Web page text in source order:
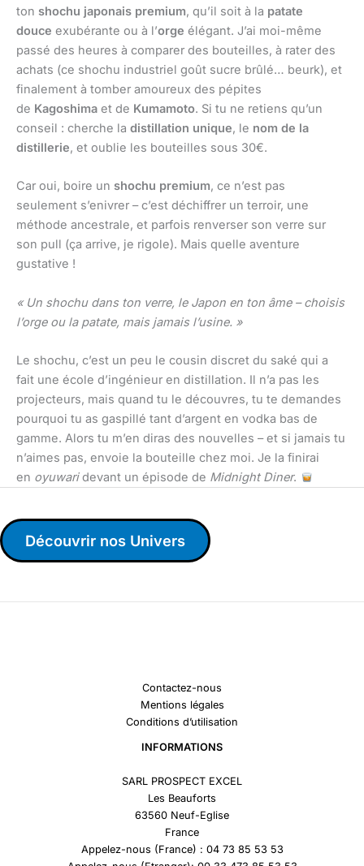
ton shochu japonais premium, qu’il soit à la patate
douce exubérante ou à l’orge élégant. J’ai moi-même
passé des heures à comparer des bouteilles, à rater des
achats (ce shochu industriel goût sucre brûlé… beurk), et
finalement à tomber amoureux des pépites
de Kagoshima et de Kumamoto. Si tu ne retiens qu’un
conseil : cherche la distillation unique, le nom de la
distillerie, et oublie les bouteilles sous 30€.
Car oui, boire un shochu premium, ce n’est pas
seulement s’enivrer – c’est déchiffrer un terroir, une
méthode ancestrale, et parfois renverser son verre sur
son pull (ça arrive, je rigole). Mais quelle aventure
gustative !
« Un shochu dans ton verre, le Japon en ton âme – choisis
l’orge ou la patate, mais jamais l’usine. »
Le shochu, c’est un peu le cousin discret du saké qui a
fait une école d’ingénieur en distillation. Il n’a pas les
projecteurs, mais quand tu le découvres, tu te demandes
pourquoi tu as gaspillé tant d’argent en vodka bas de
gamme. Alors tu m’en diras des nouvelles – et si jamais tu
n’aimes pas, envoie la bouteille chez moi. Je la finirai
en oyuwaridevant un épisode de Midnight Diner.
Découvrir nos Univers
Contactez-nous
Mentions légales
Conditions d’utilisation
INFORMATIONS
SARL PROSPECT EXCEL
Les Beauforts
63560 Neuf-Eglise
France
Appelez-nous (France) : 04 73 85 53 53